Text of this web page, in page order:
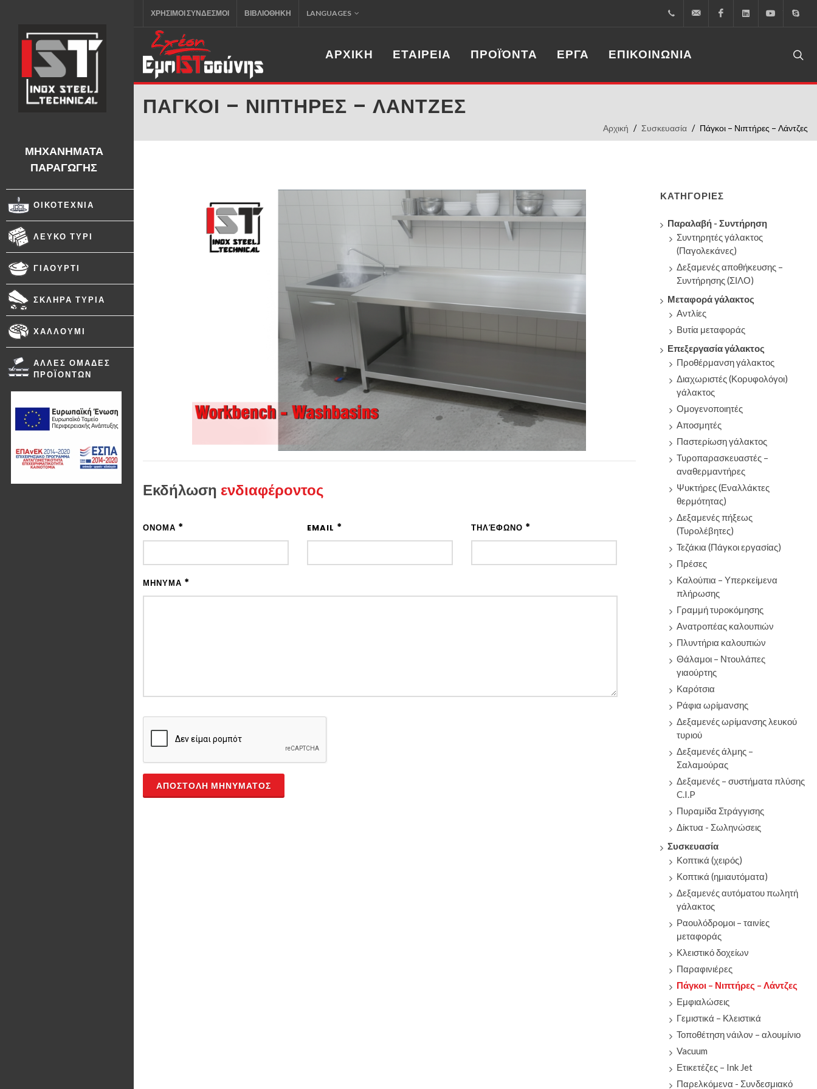
ΜΗΧΑΝΉΜΑΤΑ
ΠΑΡΑΓΩΓΉΣ
ΟΙΚΟΤΕΧΝΊΑ
ΛΕΥΚΌ ΤΥΡΊ
ΓΙΑΟΎΡΤΙ
ΣΚΛΗΡΆ ΤΥΡΙΆ
ΧΑΛΛΟΎΜΙ
ΆΛΛΕΣ ΟΜΆΔΕΣ
ΠΡΟΪΌΝΤΩΝ
ΧΡΉΣΙΜΟΙ ΣΎΝΔΕΣΜΟΙ ΒΙΒΛΙΟΘΉΚΗ LANGUAGES +30.2310.795.333
info@inoxst.com
FacebookLinkedInYoutube
ΑΡΧΙΚΗ ΕΤΑΙΡΕΊΑ ΠΡΟΪΌΝΤΑ ΈΡΓΑ ΕΠΙΚΟΙΝΩΝΊΑ
ΠΆΓΚΟΙ – ΝΙΠΤΉΡΕΣ – ΛΆΝΤΖΕΣ
Αρχική Συσκευασία Πάγκοι – Νιπτήρες – Λάντζες
Εκδήλωση ενδιαφέροντος
ΌΝΟΜΑ * EMAIL * ΤΗΛΈΦΩΝΟ *
ΜΉΝΥΜΑ *
ΑΠΟΣΤΟΛΉ ΜΗΝΎΜΑΤΟΣ
ΚΑΤΗΓΟΡΊΕΣ
Παραλαβή - Συντήρηση
Συντηρητές γάλακτος
(Παγολεκάνες)
Δεξαμενές αποθήκευσης –
Συντήρησης (ΣΙΛΟ)
Μεταφορά γάλακτος
Αντλίες
Βυτία μεταφοράς
Επεξεργασία γάλακτος
Προθέρμανση γάλακτος
Διαχωριστές (Κορυφολόγοι)
γάλακτος
Ομογενοποιητές
Αποσμητές
Παστερίωση γάλακτος
Τυροπαρασκευαστές –
αναθερμαντήρες
Ψυκτήρες (Εναλλάκτες
θερμότητας)
Δεξαμενές πήξεως
(Τυρολέβητες)
Τεζάκια (Πάγκοι εργασίας)
Πρέσες
Καλούπια – Υπερκείμενα
πλήρωσης
Γραμμή τυροκόμησης
Ανατροπέας καλουπιών
Πλυντήρια καλουπιών
Θάλαμοι – Ντουλάπες
γιαούρτης
Καρότσια
Ράφια ωρίμανσης
Δεξαμενές ωρίμανσης λευκού
τυριού
Δεξαμενές άλμης –
Σαλαμούρας
Δεξαμενές – συστήματα πλύσης
C.I.P
Πυραμίδα Στράγγισης
Δίκτυα - Σωληνώσεις
Συσκευασία
Κοπτικά (χειρός)
Κοπτικά (ημιαυτόματα)
Δεξαμενές αυτόματου πωλητή
γάλακτος
Ραουλόδρομοι – ταινίες
μεταφοράς
Κλειστικό δοχείων
Παραφινιέρες
Πάγκοι – Νιπτήρες – Λάντζες
Εμφιαλώσεις
Γεμιστικά – Κλειστικά
Τοποθέτηση νάιλον – αλουμίνιο
Vacuum
Ετικετέζες – Ink Jet
Παρελκόμενα - Συνδεσμιακό